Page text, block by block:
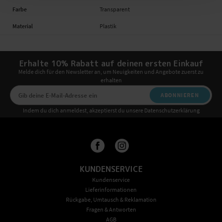
Farbe Transparent
Material Plastik
Erhalte 10% Rabatt auf deinen ersten Einkauf
Melde dich für den Newsletter an, um Neuigkeiten und Angebote zuerst zu
erhalten
ABONNIEREN
Indem du dich anmeldest, akzeptierst du unsere Datenschutzerklärung
KUNDENSERVICE
Kundenservice
Lieferinformationen
Rückgabe, Umtausch & Reklamation
Fragen & Antworten
AGB